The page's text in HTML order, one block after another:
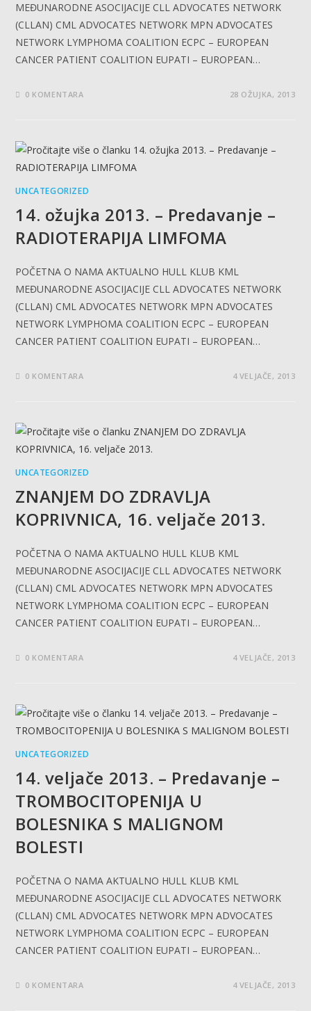
MEĐUNARODNE ASOCIJACIJE CLL ADVOCATES NETWORK
(CLLAN) CML ADVOCATES NETWORK MPN ADVOCATES
NETWORK LYMPHOMA COALITION ECPC – EUROPEAN
CANCER PATIENT COALITION EUPATI – EUROPEAN…
0 KOMENTARA 28 OŽUJKA, 2013
UNCATEGORIZED
14. ožujka 2013. – Predavanje –
RADIOTERAPIJA LIMFOMA
POČETNA O NAMA AKTUALNO HULL KLUB KML
MEĐUNARODNE ASOCIJACIJE CLL ADVOCATES NETWORK
(CLLAN) CML ADVOCATES NETWORK MPN ADVOCATES
NETWORK LYMPHOMA COALITION ECPC – EUROPEAN
CANCER PATIENT COALITION EUPATI – EUROPEAN…
0 KOMENTARA 4 VELJAČE, 2013
UNCATEGORIZED
ZNANJEM DO ZDRAVLJA
KOPRIVNICA, 16. veljače 2013.
POČETNA O NAMA AKTUALNO HULL KLUB KML
MEĐUNARODNE ASOCIJACIJE CLL ADVOCATES NETWORK
(CLLAN) CML ADVOCATES NETWORK MPN ADVOCATES
NETWORK LYMPHOMA COALITION ECPC – EUROPEAN
CANCER PATIENT COALITION EUPATI – EUROPEAN…
0 KOMENTARA 4 VELJAČE, 2013
UNCATEGORIZED
14. veljače 2013. – Predavanje –
TROMBOCITOPENIJA U
BOLESNIKA S MALIGNOM
BOLESTI
POČETNA O NAMA AKTUALNO HULL KLUB KML
MEĐUNARODNE ASOCIJACIJE CLL ADVOCATES NETWORK
(CLLAN) CML ADVOCATES NETWORK MPN ADVOCATES
NETWORK LYMPHOMA COALITION ECPC – EUROPEAN
CANCER PATIENT COALITION EUPATI – EUROPEAN…
0 KOMENTARA 4 VELJAČE, 2013